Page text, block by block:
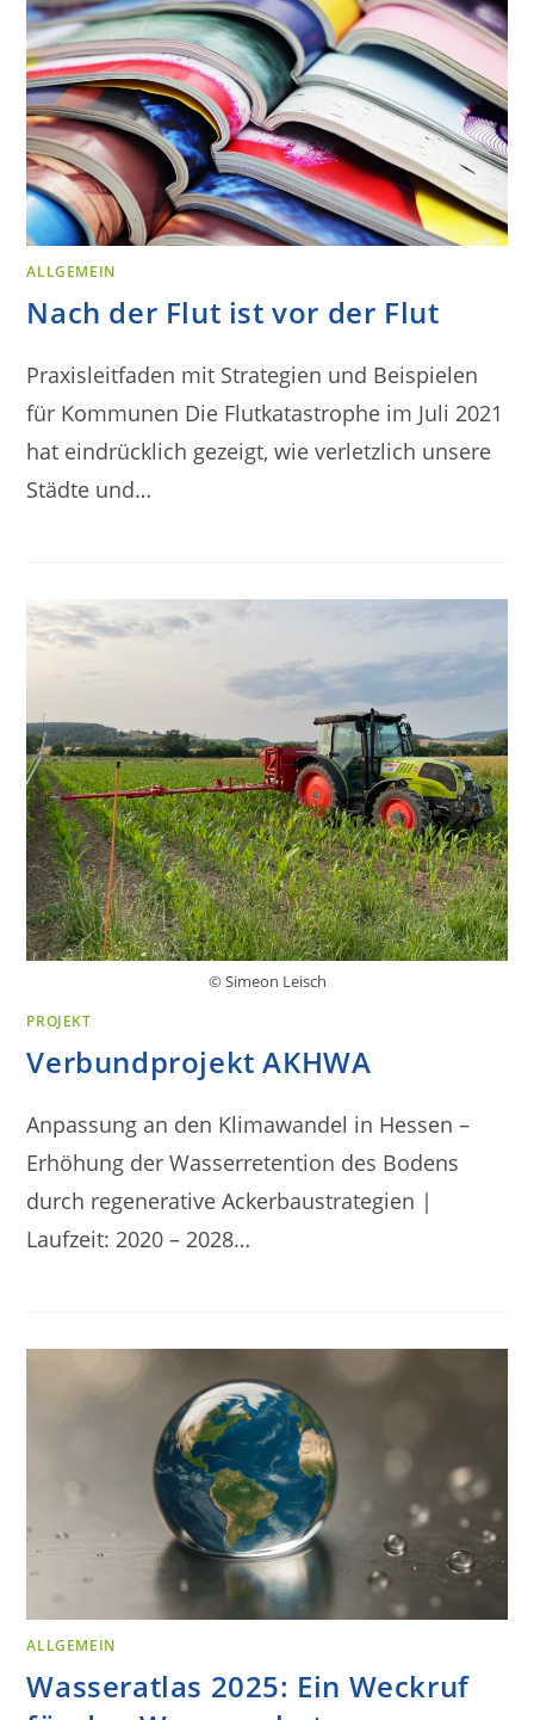
ALLGEMEIN
Nach der Flut ist vor der Flut
Praxisleitfaden mit Strategien und Beispielen
für Kommunen Die Flutkatastrophe im Juli 2021
hat eindrücklich gezeigt, wie verletzlich unsere
Städte und…
© Simeon Leisch
PROJEKT
Verbundprojekt AKHWA
Anpassung an den Klimawandel in Hessen –
Erhöhung der Wasserretention des Bodens
durch regenerative Ackerbaustrategien |
Laufzeit: 2020 – 2028…
ALLGEMEIN
Wasseratlas 2025: Ein Weckruf